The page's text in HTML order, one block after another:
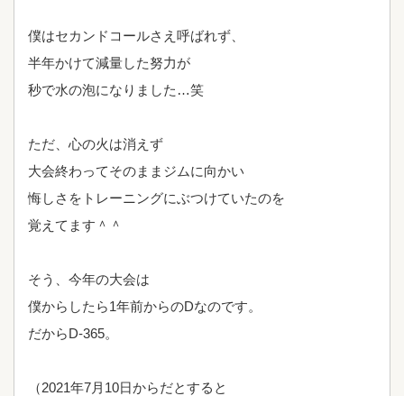
僕はセカンドコールさえ呼ばれず、
半年かけて減量した努力が
秒で水の泡になりました…笑
ただ、心の火は消えず
大会終わってそのままジムに向かい
悔しさをトレーニングにぶつけていたのを
覚えてます＾＾
そう、今年の大会は
僕からしたら1年前からのDなのです。
だからD-365。
（2021年7月10日からだとすると